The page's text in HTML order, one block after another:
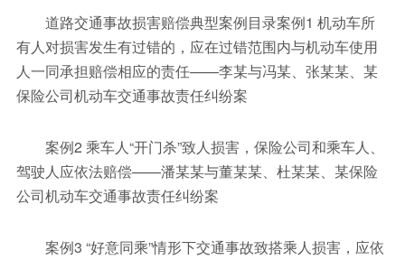
道路交通事故损害赔偿典型案例目录案例1 机动车所
有人对损害发生有过错的，应在过错范围内与机动车使用
人一同承担赔偿相应的责任——李某与冯某、张某某、某
保险公司机动车交通事故责任纠纷案
案例2 乘车人“开门杀”致人损害，保险公司和乘车人、
驾驶人应依法赔偿——潘某某与董某某、杜某某、某保险
公司机动车交通事故责任纠纷案
案例3 “好意同乘”情形下交通事故致搭乘人损害，应依